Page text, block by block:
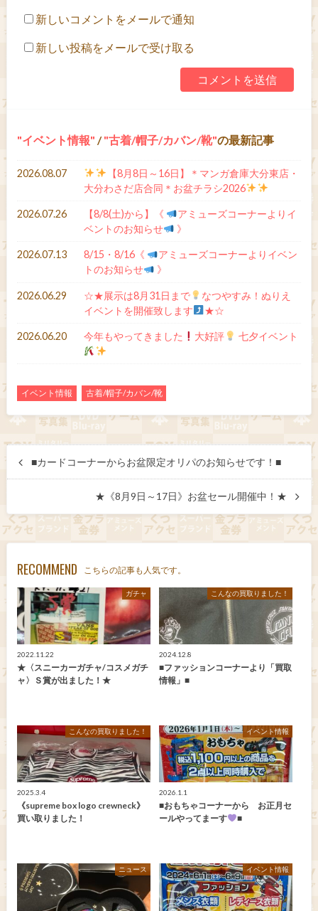
新しいコメントをメールで通知
新しい投稿をメールで受け取る
イベント情報 / 古着/帽子/カバン/靴 の最新記事
2026.08.07
【8月8日～16日】＊マンガ倉庫大分東店・
大分わさだ店合同＊お盆チラシ2026
2026.07.26 【8/8(土)から】《
アミューズコーナーよりイ
ベントのお知らせ
》
2026.07.13 8/15・8/16《
アミューズコーナーよりイベン
トのお知らせ
》
2026.06.29 ☆★展示は8月31日まで
なつやすみ！ぬりえ
イベントを開催致します
★☆
2026.06.20 今年もやってきました 大好評 七夕イベント
イベント情報 古着/帽子/カバン/靴
■カードコーナーからお盆限定オリパのお知らせです！■
★《8月9日～17日》お盆セール開催中！★
RECOMMEND こちらの記事も人気です。
ガチャ
2022.11.22
★〈スニーカーガチャ/コスメガチ
ャ〉Ｓ賞が出ました！★
こんなの買取りました！
2024.12.8
■ファッションコーナーより「買取
情報」■
こんなの買取りました！
2025.3.4
《supreme box logo crewneck》
買い取りました！
イベント情報
2026.1.1
■おもちゃコーナーから お正月セ
ールやってまーす
■
ニュース イベント情報